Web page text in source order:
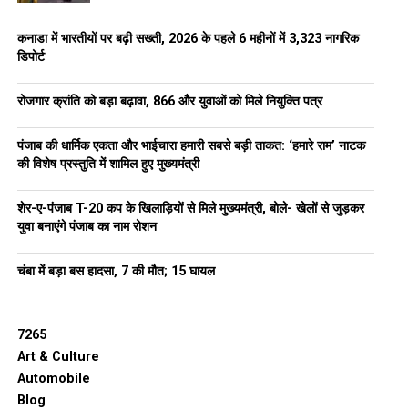
कनाडा में भारतीयों पर बढ़ी सख्ती, 2026 के पहले 6 महीनों में 3,323 नागरिक
डिपोर्ट
रोजगार क्रांति को बड़ा बढ़ावा, 866 और युवाओं को मिले नियुक्ति पत्र
पंजाब की धार्मिक एकता और भाईचारा हमारी सबसे बड़ी ताकत: ‘हमारे राम’ नाटक
की विशेष प्रस्तुति में शामिल हुए मुख्यमंत्री
शेर-ए-पंजाब T-20 कप के खिलाड़ियों से मिले मुख्यमंत्री, बोले- खेलों से जुड़कर
युवा बनाएंगे पंजाब का नाम रोशन
चंबा में बड़ा बस हादसा, 7 की मौत; 15 घायल
7265
Art & Culture
Automobile
Blog